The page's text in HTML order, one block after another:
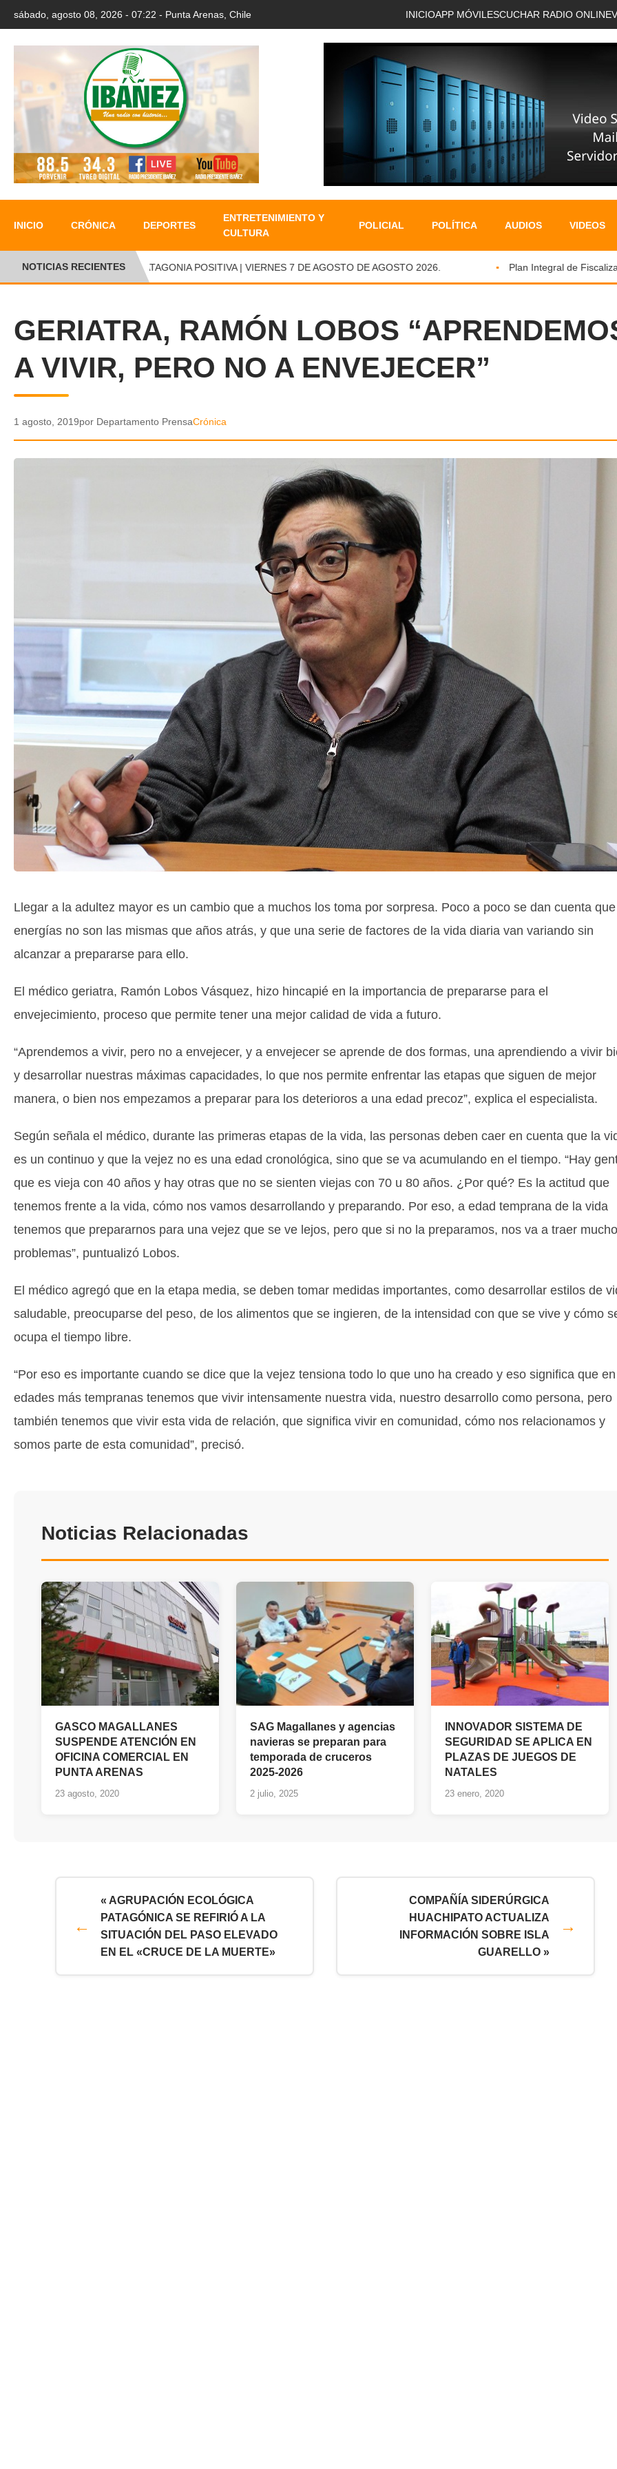
sábado, agosto 08, 2026 - 07:22 - Punta Arenas, Chile INICIOAPP MÓVIL ESCUCHAR RADIO ONLINE
INICIO CRÓNICA DEPORTES
ENTRETENIMIENTO Y
CULTURA
POLICIAL POLÍTICA AUDIOS VIDEOS
NOTICIAS RECIENTESPATAGONIA POSITIVA | VIERNES 7 DE AGOSTO DE AGOSTO 2026. Plan Integral de
GERIATRA, RAMÓN LOBOS
A VIVIR, PERO NO A ENVEJECER”
1 agosto, 2019por Departamento PrensaCrónica
Llegar a la adultez mayor es un cambio que a muchos los toma por sorpresa. Poco a poco se dan cuenta
energías no son las mismas que años atrás, y que una serie de factores de la vida diaria van variando sin
alcanzar a prepararse para ello.
El médico geriatra, Ramón Lobos Vásquez, hizo hincapié en la importancia de prepararse para el
envejecimiento, proceso que permite tener una mejor calidad de vida a futuro.
“Aprendemos a vivir, pero no a envejecer, y a envejecer se aprende de dos formas, una aprendiendo a vivir
y desarrollar nuestras máximas capacidades, lo que nos permite enfrentar las etapas que siguen de mejor
manera, o bien nos empezamos a preparar para los deterioros a una edad precoz”, explica el especialista.
Según señala el médico, durante las primeras etapas de la vida, las personas deben caer en cuenta que la
es un continuo y que la vejez no es una edad cronológica, sino que se va acumulando en el tiempo. “Hay
que es vieja con 40 años y hay otras que no se sienten viejas con 70 u 80 años. ¿Por qué? Es la actitud que
tenemos frente a la vida, cómo nos vamos desarrollando y preparando. Por eso, a edad temprana de la vida
tenemos que prepararnos para una vejez que se ve lejos, pero que si no la preparamos, nos va a traer
problemas”, puntualizó Lobos.
El médico agregó que en la etapa media, se deben tomar medidas importantes, como desarrollar estilos de
saludable, preocuparse del peso, de los alimentos que se ingieren, de la intensidad con que se vive y cómo
ocupa el tiempo libre.
“Por eso es importante cuando se dice que la vejez tensiona todo lo que uno ha creado y eso significa que en
edades más tempranas tenemos que vivir intensamente nuestra vida, nuestro desarrollo como persona, pero
también tenemos que vivir esta vida de relación, que significa vivir en comunidad, cómo nos relacionamos y
somos parte de esta comunidad”, precisó.
Noticias Relacionadas
GASCO MAGALLANES
SUSPENDE ATENCIÓN EN
OFICINA COMERCIAL EN
PUNTA ARENAS
23 agosto, 2020
SAG Magallanes y agencias
navieras se preparan para
temporada de cruceros
2025-2026
2 julio, 2025
INNOVADOR SISTEMA DE
SEGURIDAD SE APLICA EN
PLAZAS DE JUEGOS DE
NATALES
23 enero, 2020
« AGRUPACIÓN ECOLÓGICA
PATAGÓNICA SE REFIRIÓ A LA
SITUACIÓN DEL PASO ELEVADO
EN EL «CRUCE DE LA MUERTE»
COMPAÑÍA SIDERÚRGICA
HUACHIPATO ACTUALIZA
INFORMACIÓN SOBRE ISLA
GUARELLO »